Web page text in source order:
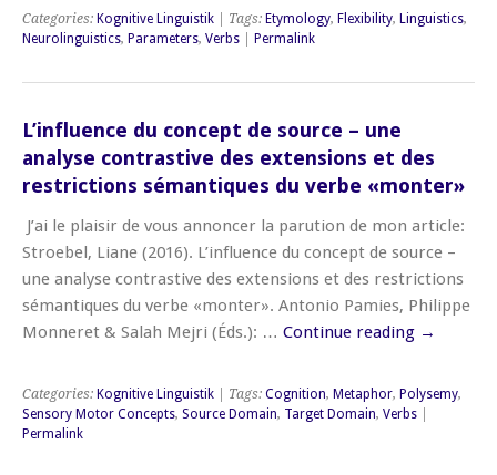
Categories: Kognitive Linguistik | Tags: Etymology, Flexibility, Linguistics,
Neurolinguistics, Parameters, Verbs Permalink
L’influence du concept de source – une
analyse contrastive des extensions et des
restrictions sémantiques du verbe «monter»
J’ai le plaisir de vous annoncer la parution de mon article:
Stroebel, Liane (2016). L’influence du concept de source –
une analyse contrastive des extensions et des restrictions
sémantiques du verbe «monter». Antonio Pamies, Philippe
Monneret & Salah Mejri (Éds.): … Continue reading →
Categories: Kognitive Linguistik | Tags: Cognition, Metaphor, Polysemy,
Sensory Motor Concepts, Source Domain, Target Domain, Verbs
Permalink